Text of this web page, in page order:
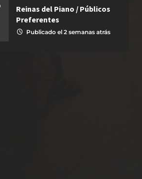
Reinas del Piano / Públicos
Preferentes
Publicado el 2 semanas atrás